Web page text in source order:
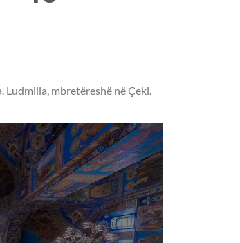
mbretëreshë në Çeki.